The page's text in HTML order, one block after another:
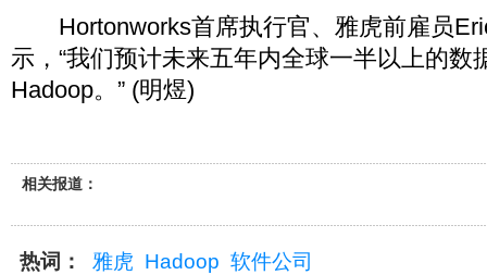
Hortonworks首席执行官、雅虎前雇员
示，“我们预计未来五年内全球一半以上的数
Hadoop。” (明煜)
相关报道：
热词： 雅虎 Hadoop 软件公司